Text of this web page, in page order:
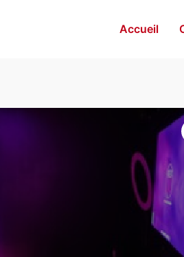
Accueil